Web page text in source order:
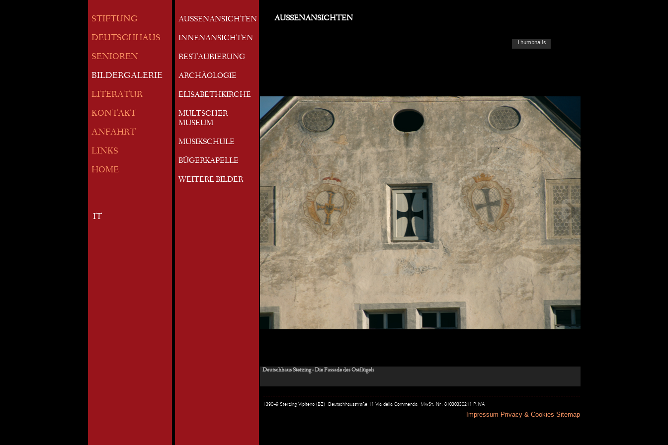
STIFTUNG
DEUTSCHHAUS
SENIOREN
BILDERGALERIE
LITERATUR
KONTAKT
ANFAHRT
LINKS
HOME
IT
AUSSENANSICHTEN
INNENANSICHTEN
RESTAURIERUNG
ARCHÄOLOGIE
ELISABETHKIRCHE
MULTSCHER
MUSEUM
MUSIKSCHULE
BÜGERKAPELLE
WEITERE BILDER
AUSSENANSICHTEN
Deutschhaus Sterzing - Die Fassade des Ostflügels
Thumbnails
I-39049 Sterzing Vipiteno (BZ), Deutschhausstraße 11 Via della Commenda, MwSt.-Nr. 81030330211 P.IVA
Impressum Privacy & Cookies Sitemap